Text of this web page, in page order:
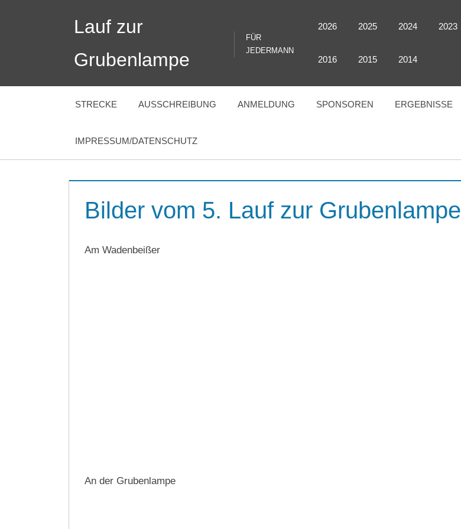
Lauf zur
Grubenlampe
FÜR
JEDERMANN
2026 2025 2024 2023
2016 2015 2014
STRECKE AUSSCHREIBUNG ANMELDUNG SPONSOREN ERGEBNISSE
IMPRESSUM/DATENSCHUTZ
Bilder vom 5. Lauf zur Grubenlampe
Am Wadenbeißer
An der Grubenlampe